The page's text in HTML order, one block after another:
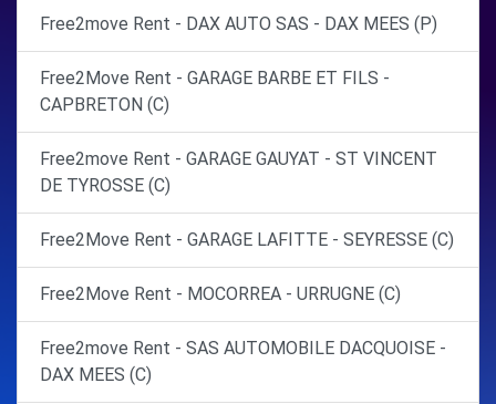
Free2move Rent - DAX AUTO SAS - DAX MEES (P)
Free2Move Rent - GARAGE BARBE ET FILS -
CAPBRETON (C)
Free2move Rent - GARAGE GAUYAT - ST VINCENT
DE TYROSSE (C)
Free2Move Rent - GARAGE LAFITTE - SEYRESSE (C)
Free2Move Rent - MOCORREA - URRUGNE (C)
Free2move Rent - SAS AUTOMOBILE DACQUOISE -
DAX MEES (C)